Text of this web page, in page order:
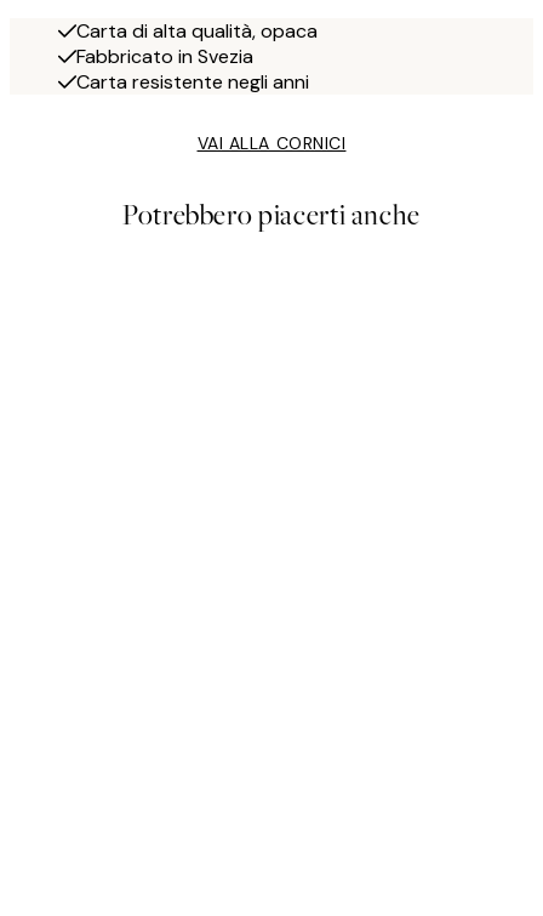
Carta di alta qualità, opaca
Fabbricato in Svezia
Carta resistente negli anni
VAI ALLA CORNICI
Potrebbero piacerti anche